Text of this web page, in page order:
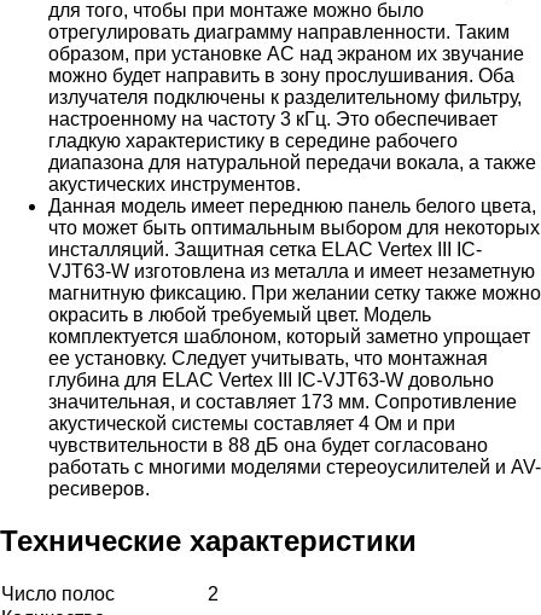
для того, чтобы при монтаже можно было
отрегулировать диаграмму направленности. Таким
образом, при установке АС над экраном их звучание
можно будет направить в зону прослушивания. Оба
излучателя подключены к разделительному фильтру,
настроенному на частоту 3 кГц. Это обеспечивает
гладкую характеристику в середине рабочего
диапазона для натуральной передачи вокала, а также
акустических инструментов.
Данная модель имеет переднюю панель белого цвета,
что может быть оптимальным выбором для некоторых
инсталляций. Защитная сетка ELAC Vertex III IC-
VJT63-W изготовлена из металла и имеет незаметную
магнитную фиксацию. При желании сетку также можно
окрасить в любой требуемый цвет. Модель
комплектуется шаблоном, который заметно упрощает
ее установку. Следует учитывать, что монтажная
глубина для ELAC Vertex III IC-VJT63-W довольно
значительная, и составляет 173 мм. Сопротивление
акустической системы составляет 4 Ом и при
чувствительности в 88 дБ она будет согласовано
работать с многими моделями стереоусилителей и AV-
ресиверов.
Технические характеристики
Число полос
2